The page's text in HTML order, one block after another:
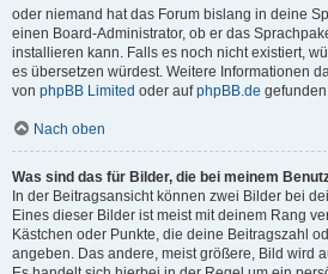
oder niemand hat das Forum bislang in deine
einen Board-Administrator, ob er das
installieren kann. Falls es noch nicht existiert,
es übersetzen würdest. Weitere Informationen
von phpBB Limited oder aufphpBB.de
Nach oben
Was sind das für Bilder, die bei meinem
In der Beitragsansicht können zwei Bilder bei
Eines dieser Bilder ist meist mit deinem Rang
Kästchen oder Punkte, die deine Beitragszahl
angeben. Das andere, meist größere, Bild wird